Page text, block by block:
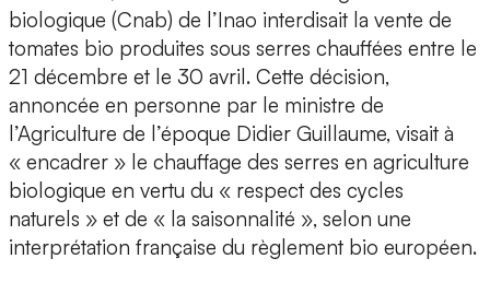
biologique (Cnab) de l’Inao interdisait la vente de
tomates bio produites sous serres chauffées entre le
21 décembre et le 30 avril. Cette décision,
annoncée en personne par le ministre de
l’Agriculture de l’époque Didier Guillaume, visait à
« encadrer » le chauffage des serres en agriculture
biologique en vertu du « respect des cycles
naturels » et de « la saisonnalité », selon une
interprétation française du règlement bio européen.